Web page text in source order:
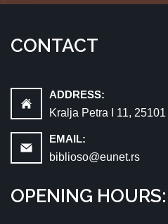
CONTACT
ADDRESS:
Kralja Petra I 11,
EMAIL:
biblioso@eunet.rs
OPENING HOURS: